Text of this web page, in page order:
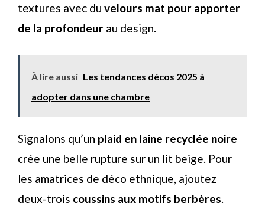
textures avec du velours mat pour apporter
de la profondeur au design.
À lire aussi Les tendances décos 2025 à
adopter dans une chambre
Signalons qu’un plaid en laine recyclée noire
crée une belle rupture sur un lit beige. Pour
les amatrices de déco ethnique, ajoutez
deux-trois coussins aux motifs berbères.